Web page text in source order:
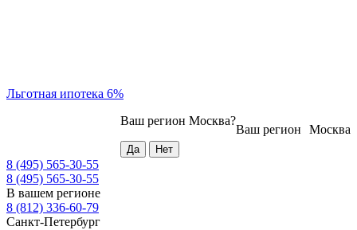
Льготная ипотека 6%
Москва
Ваш регион
Ваш регион Москва?
8 (495) 565-30-55
8 (495) 565-30-55
В вашем регионе
8 (812) 336-60-79
Санкт-Петербург